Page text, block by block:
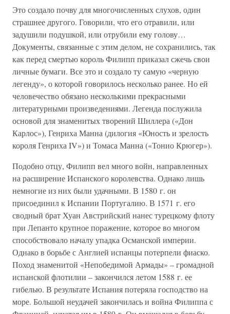
Это создало почву для многочисленных слухов, один
страшнее другого. Говорили, что его отравили, или
задушили подушкой, или отрубили ему голову…
Документы, связанные с этим делом, не сохранились, так
как перед смертью король Филипп приказал сжечь свои
личные бумаги. Все это и создало ту самую «черную
легенду», о которой говорилось несколько ранее. Но ей
человечество обязано несколькими прекрасными
литературными произведениями. Легенда послужила
основой для знаменитых творений Шиллера («Дон
Карлос»), Генриха Манна (дилогия «Юность и зрелость
короля Генриха IV») и Томаса Манна («Тонио Крюгер»).
Подобно отцу, Филипп вел много войн, направленных
на расширение Испанского королевства. Однако лишь
немногие из них были удачными. В 1580 г. он
присоединил к Испании Португалию. В 1571 г. его
сводный брат Хуан Австрийский нанес турецкому флоту
при Лепанто крупное поражение, которое во многом
способствовало началу упадка Османской империи.
Однако в борьбе с Англией испанцы потерпели фиаско.
Поход знаменитой «Непобедимой Армады» – громадной
испанской флотилии – закончился летом 1588 г. ее
гибелью. В результате Испания потеряла господство на
море. Большой неудачей закончилась и война Филиппа с